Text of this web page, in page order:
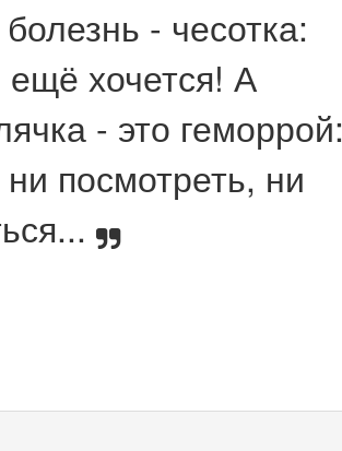
- чесотка:
ещё хочется! А
- это геморрой:
посмотреть, ни